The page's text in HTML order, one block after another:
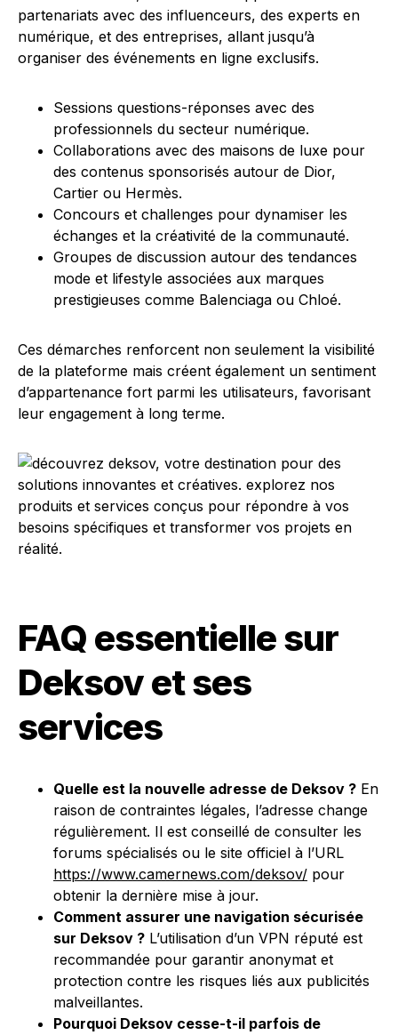
partenariats avec des influenceurs, des experts en
numérique, et des entreprises, allant jusqu’à
organiser des événements en ligne exclusifs.
Sessions questions-réponses avec des
professionnels du secteur numérique.
Collaborations avec des maisons de luxe pour
des contenus sponsorisés autour de Dior,
Cartier ou Hermès.
Concours et challenges pour dynamiser les
échanges et la créativité de la communauté.
Groupes de discussion autour des tendances
mode et lifestyle associées aux marques
prestigieuses comme Balenciaga ou Chloé.
Ces démarches renforcent non seulement la visibilité
de la plateforme mais créent également un sentiment
d’appartenance fort parmi les utilisateurs, favorisant
leur engagement à long terme.
FAQ essentielle sur
Deksov et ses
services
Quelle est la nouvelle adresse de Deksov ? En
raison de contraintes légales, l’adresse change
régulièrement. Il est conseillé de consulter les
forums spécialisés ou le site officiel à l’URL
https://www.camernews.com/deksov/ pour
obtenir la dernière mise à jour.
Comment assurer une navigation sécurisée
sur Deksov ? L’utilisation d’un VPN réputé est
recommandée pour garantir anonymat et
protection contre les risques liés aux publicités
malveillantes.
Pourquoi Deksov cesse-t-il parfois de